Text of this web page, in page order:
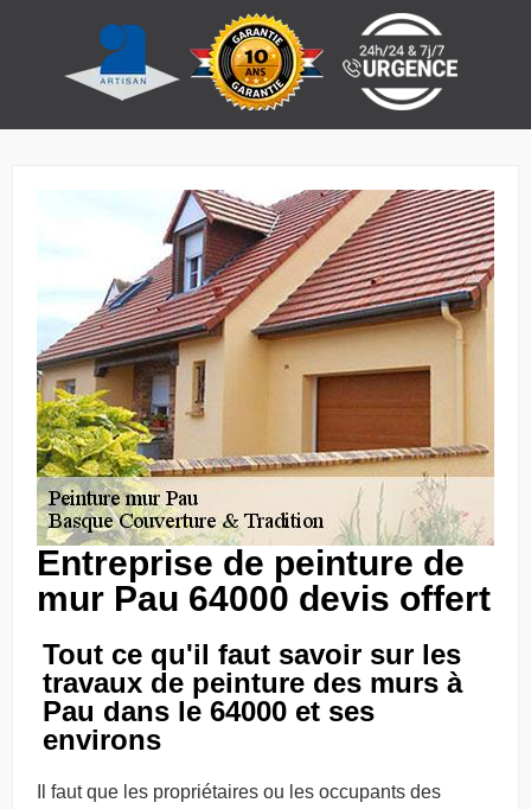
Entreprise de peinture de
mur Pau 64000 devis offert
Tout ce qu'il faut savoir sur les
travaux de peinture des murs à
Pau dans le 64000 et ses
environs
Il faut que les propriétaires ou les occupants des